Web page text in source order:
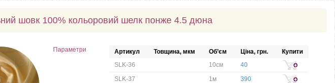
шовк 100% кольоровий шелк понже 4.5 дюна
Параметри Артикул Товщина, мкм Об’єм Ціна, грн.
Купити
SLK-36
10см
40
SLK-37
1м 390